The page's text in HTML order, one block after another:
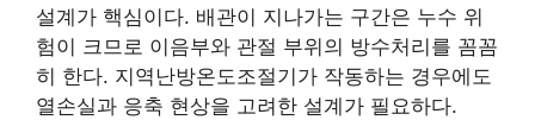
설계가 핵심이다. 배관이 지나가는 구간은 누수 위
험이 크므로 이음부와 관절 부위의 방수처리를 꼼꼼
히 한다. 지역난방온도조절기가 작동하는 경우에도
열손실과 응축 현상을 고려한 설계가 필요하다.